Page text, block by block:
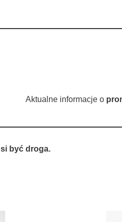
Aktualne informacje o
być droga.